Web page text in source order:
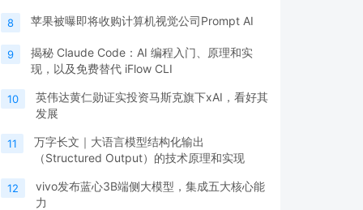
8 苹果被曝即将收购计算机视觉公司Prompt AI
9
揭秘 Claude Code：AI 编程入门、原理和实
现，以及免费替代 iFlow CLI
10
英伟达黄仁勋证实投资马斯克旗下xAI，看好其
发展
11
万字长文｜大语言模型结构化输出
（Structured Output）的技术原理和实现
12
vivo发布蓝心3B端侧大模型，集成五大核心能
力